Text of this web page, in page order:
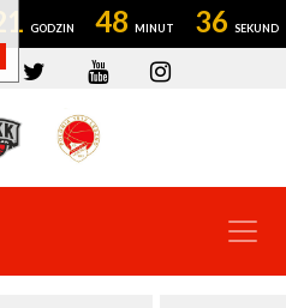
21 48 36